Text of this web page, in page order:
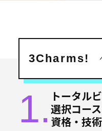
3Charms!
1. トータル
選択コース
資格・技